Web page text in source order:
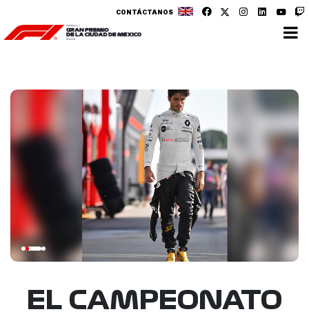
CONTÁCTANOS
EL CAMPEONATO